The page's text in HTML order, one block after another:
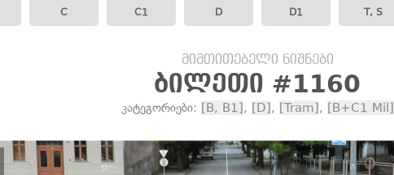
C C1 D D1 T, S
მიმთითებელი ნიშნები
ბილეთი #1160
კატეგორიები: [B, B1], [D], [Tram], [B+C1 Mil]